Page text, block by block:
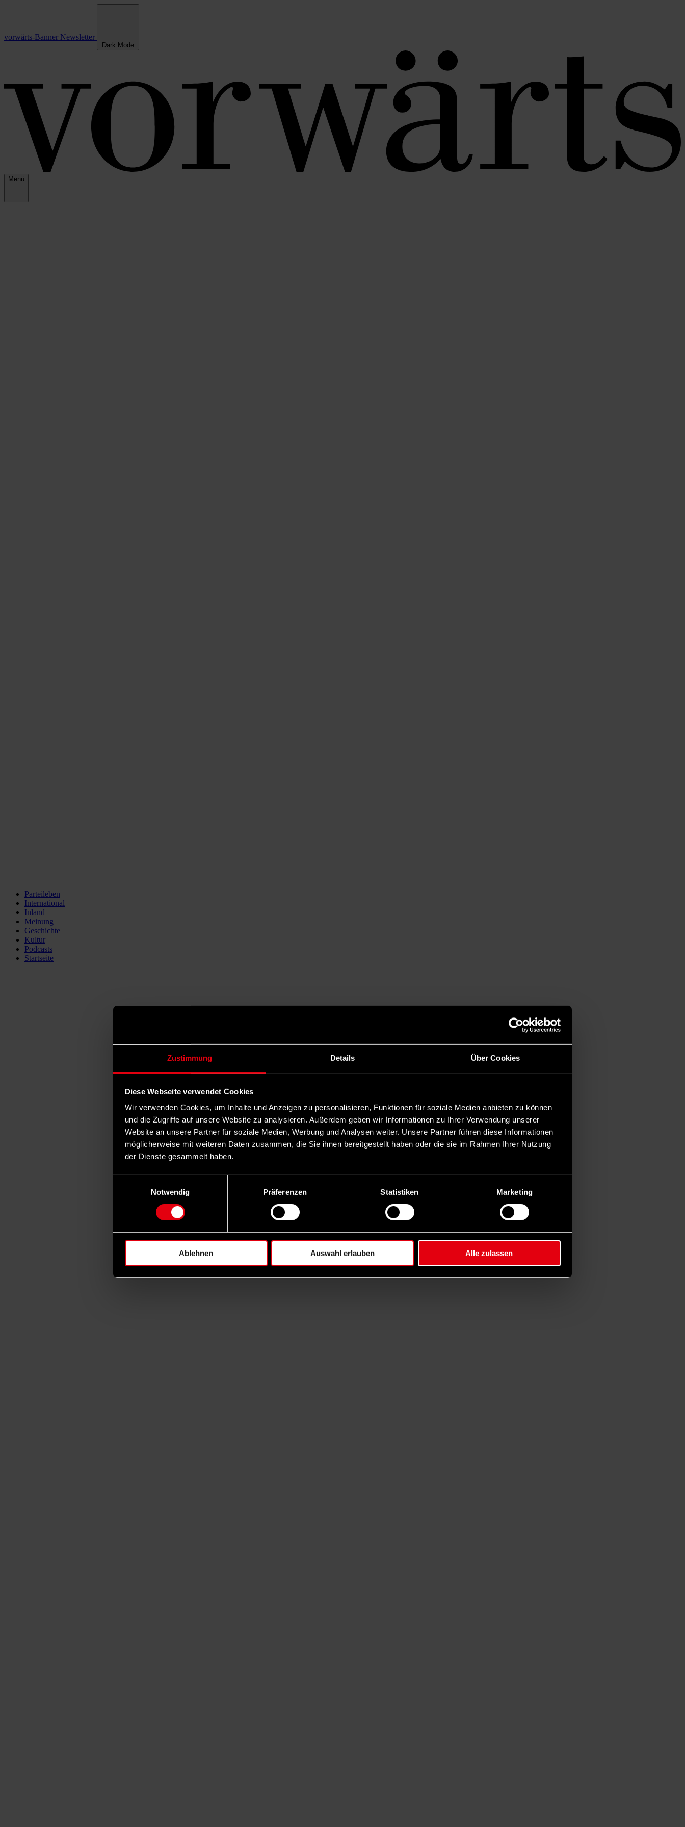
Zustimmung Details Über Cookies
Diese Webseite verwendet Cookies
Wir verwenden Cookies, um Inhalte und Anzeigen zu personalisieren, Funktionen für soziale Medien anbieten zu können
und die Zugriffe auf unsere Website zu analysieren. Außerdem geben wir Informationen zu Ihrer Verwendung unserer
Website an unsere Partner für soziale Medien, Werbung und Analysen weiter. Unsere Partner führen diese Informationen
möglicherweise mit weiteren Daten zusammen, die Sie ihnen bereitgestellt haben oder die sie im Rahmen Ihrer Nutzung
der Dienste gesammelt haben.
Notwendig
Präferenzen Statistiken Marketing
Ablehnen Auswahl erlauben Alle zulassen
vorwärts-Banner Newsletter
Dark Mode
Menü
Parteileben
International
Inland
Meinung
Geschichte
Kultur
Podcasts
Startseite